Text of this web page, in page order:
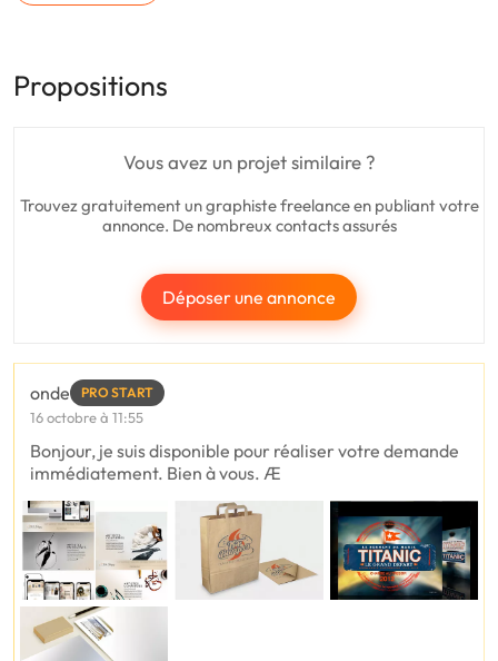
Propositions
Vous avez un projet similaire ?
Trouvez gratuitement un graphiste freelance en publiant votre
annonce. De nombreux contacts assurés
Déposer une annonce
onde PRO START
16 octobre à 11:55
Bonjour, je suis disponible pour réaliser votre demande
immédiatement. Bien à vous. Æ